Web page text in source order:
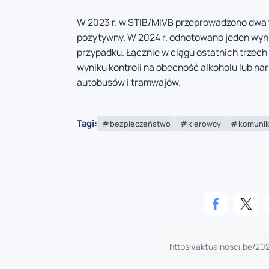
W 2023 r. w STIB/MIVB przeprowadzono
pozytywny. W 2024 r. odnotowano jeden
przypadku. Łącznie w ciągu ostatnich
wyniku kontroli na obecność alkoholu lub
autobusów i tramwajów.
Tagi: bezpieczeństwo kierowcy